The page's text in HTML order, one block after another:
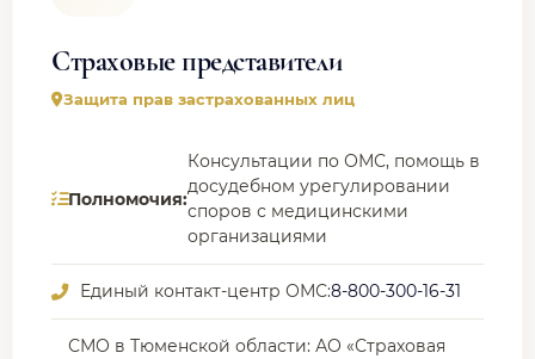
Страховые представители
Защита прав застрахованных лиц
Полномочия:
Консультации по ОМС, помощь в
досудебном урегулировании
споров с медицинскими
организациями
Единый контакт-центр ОМС:8-800-300-16-31
СМО в Тюменской области: АО «Страховая